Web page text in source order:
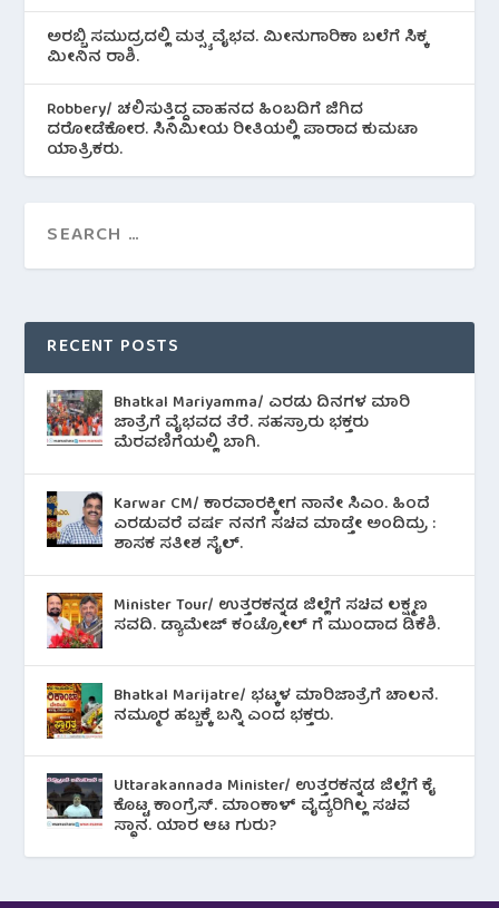
ಅರಬ್ಬಿ ಸಮುದ್ರದಲ್ಲಿ ಮತ್ಸ್ಯ ವೈಭವ. ಮೀನುಗಾರಿಕಾ ಬಲೆಗೆ ಸಿಕ್ಕ
ಮೀನಿನ‌ ರಾಶಿ.
Robbery/ ಚಲಿಸುತ್ತಿದ್ದ ವಾಹನದ ಹಿಂಬದಿಗೆ ಜಿಗಿದ
ದರೋಡೆಕೋರ. ಸಿನಿಮೀಯ ರೀತಿಯಲ್ಲಿ ಪಾರಾದ ಕುಮಟಾ
ಯಾತ್ರಿಕರು.
RECENT POSTS
Bhatkal Mariyamma/ ಎರಡು ದಿನಗಳ ಮಾರಿ
ಜಾತ್ರೆಗೆ ವೈಭವದ ತೆರೆ. ಸಹಸ್ರಾರು ಭಕ್ತರು
ಮೆರವಣಿಗೆಯಲ್ಲಿ ಬಾಗಿ.
Karwar CM/ ಕಾರವಾರಕ್ಕೀಗ ನಾನೇ ಸಿಎಂ. ಹಿಂದೆ
ಎರಡುವರೆ ವರ್ಷ ನನಗೆ ಸಚಿವ ಮಾಡ್ತೇ ಅಂದಿದ್ರು :
ಶಾಸಕ ಸತೀಶ ಸೈಲ್.
Minister Tour/ ಉತ್ತರಕನ್ನಡ ಜಿಲ್ಲೆಗೆ ಸಚಿವ ಲಕ್ಷ್ಮಣ
ಸವದಿ. ಡ್ಯಾಮೇಜ್ ಕಂಟ್ರೋಲ್ ಗೆ ಮುಂದಾದ ಡಿಕೆಶಿ.
Bhatkal Marijatre/ ಭಟ್ಕಳ ಮಾರಿಜಾತ್ರೆಗೆ ಚಾಲನೆ.
ನಮ್ಮೂರ ಹಬ್ಬಕ್ಕೆ ಬನ್ನಿ ಎಂದ ಭಕ್ತರು.
Uttarakannada Minister/ ಉತ್ತರಕನ್ನಡ ಜಿಲ್ಲೆಗೆ ಕೈ
ಕೊಟ್ಟ ಕಾಂಗ್ರೆಸ್. ಮಾಂಕಾಳ್ ವೈದ್ಯರಿಗಿಲ್ಲ ಸಚಿವ
ಸ್ಥಾನ. ಯಾರ ಆಟ ಗುರು?